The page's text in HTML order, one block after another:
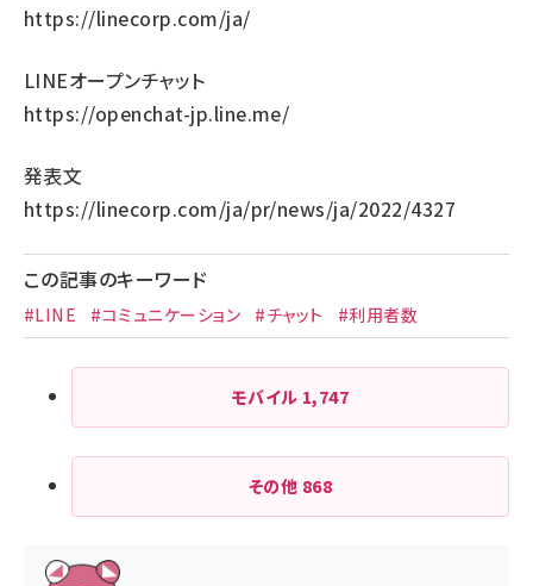
https://linecorp.com/ja/
LINEオープンチャット
https://openchat-jp.line.me/
発表文
https://linecorp.com/ja/pr/news/ja/2022/4327
この記事のキーワード
#LINE #コミュニケーション #チャット #利用者数
モバイル 1,747
その他 868